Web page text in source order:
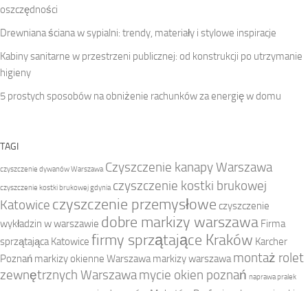
oszczędności
Drewniana ściana w sypialni: trendy, materiały i stylowe inspiracje
Kabiny sanitarne w przestrzeni publicznej: od konstrukcji po utrzymanie
higieny
5 prostych sposobów na obniżenie rachunków za energię w domu
TAGI
czyszczenie dywanów Warszawa Czyszczenie kanapy Warszawa
czyszczenie kostki brukowej gdynia czyszczenie kostki brukowej
Katowice czyszczenie przemysłowe czyszczenie
wykładzin w warszawie dobre markizy warszawa Firma
sprzątająca Katowice firmy sprzątające Kraków Karcher
Poznań markizy okienne Warszawa markizy warszawa montaż rolet
zewnętrznych Warszawamycie okien poznań naprawa pralek